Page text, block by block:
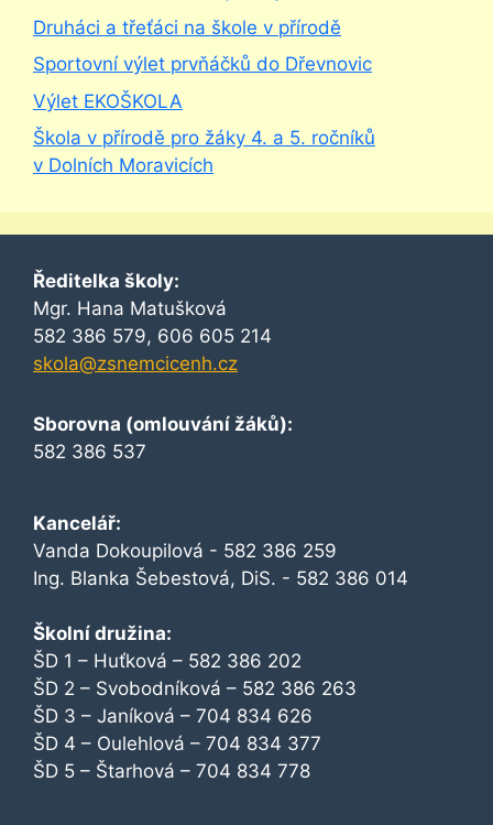
Druháci a třeťáci na škole v přírodě
Sportovní výlet prvňáčků do Dřevnovic
Výlet EKOŠKOLA
Škola v přírodě pro žáky 4. a 5. ročníků
v Dolních Moravicích
Ředitelka školy:
Mgr. Hana Matušková
582 386 579, 606 605 214
skola@zsnemcicenh.cz
Sborovna (omlouvání žáků):
582 386 537
Kancelář:
Vanda Dokoupilová - 582 386 259
Ing. Blanka Šebestová, DiS. - 582 386 014
Školní družina:
ŠD 1 – Huťková – 582 386 202
ŠD 2 – Svobodníková – 582 386 263
ŠD 3 – Janíková – 704 834 626
ŠD 4 – Oulehlová – 704 834 377
ŠD 5 – Štarhová – 704 834 778